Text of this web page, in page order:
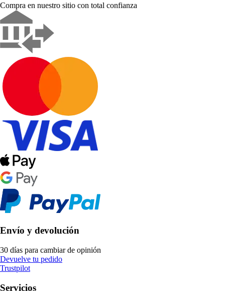
Compra en nuestro sitio con total confianza
Envío y devolución
30 días para cambiar de opinión
Devuelve tu pedido
Trustpilot
Servicios